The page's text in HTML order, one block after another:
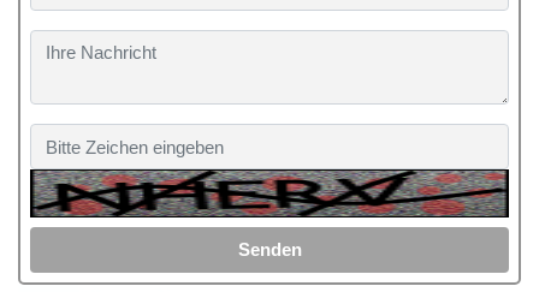
Senden